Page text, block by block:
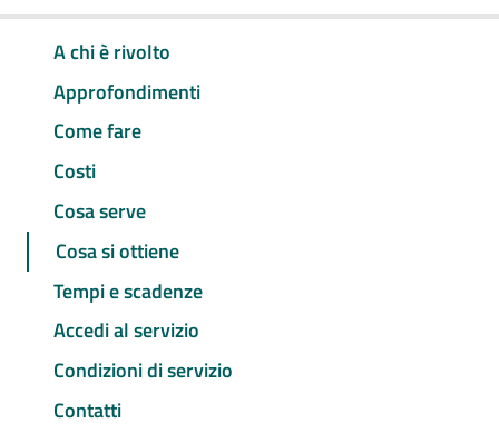
A chi è rivolto
Approfondimenti
Come fare
Costi
Cosa serve
Cosa si ottiene
Tempi e scadenze
Accedi al servizio
Condizioni di servizio
Contatti